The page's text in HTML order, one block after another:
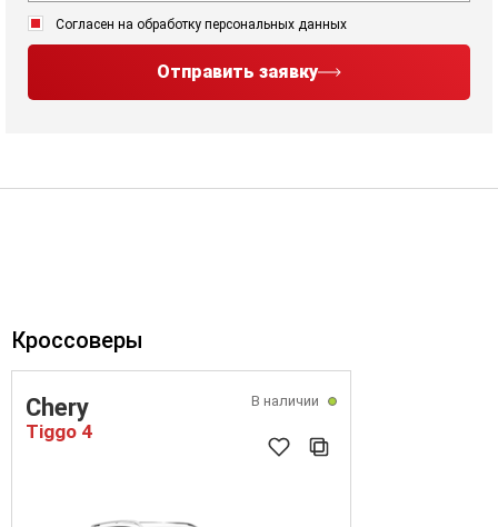
Согласен на обработку персональных данных
Отправить заявку
Кроссоверы
В наличии
Chery
Tiggo 4